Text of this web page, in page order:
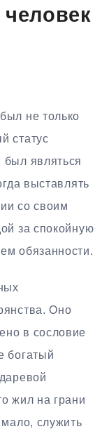
не только
статус
являться
выставлять
со своим
за спокойную
обязанности.
Оно
в сословие
богатый
жил на грани
служить